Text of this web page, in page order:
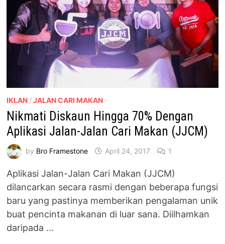
IKLAN /JALAN CARI MAKAN
Nikmati Diskaun Hingga 70% Dengan
Aplikasi Jalan-Jalan Cari Makan (JJCM)
by Bro Framestone April 24, 2017 1
Aplikasi Jalan-Jalan Cari Makan (JJCM)
dilancarkan secara rasmi dengan beberapa fungsi
baru yang pastinya memberikan pengalaman unik
buat pencinta makanan di luar sana. Diilhamkan
daripada …